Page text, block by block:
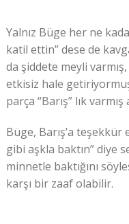
Yalnız Büge her ne
katil ettin” dese de
da şiddete meyli
etkisiz hale
parça “Barış” lık varmış
Büge, Barış’a teşekkür
gibi aşkla baktın” diye
minnetle baktığını
karşı bir zaaf olabilir.